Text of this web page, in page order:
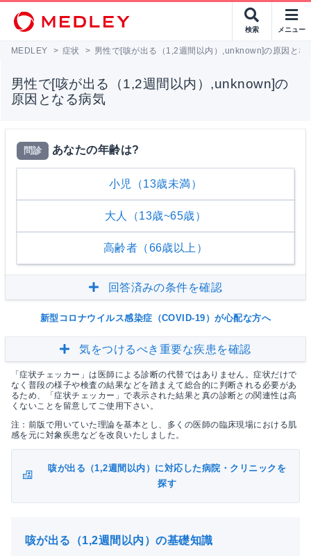
検索 メニュー
MEDLEY > 症状 > 男性で[咳が出る（1,2週間以内）,unknown]の原因とな
男性で[咳が出る（1,2週間以内）,unknown]の
原因となる病気
問診 あなたの年齢は?
小児（13歳未満）
大人（13歳~65歳）
高齢者（66歳以上）
回答済みの条件を確認
新型コロナウイルス感染症（COVID-19）が心配な方へ
気をつけるべき重要な疾患を確認
「症状チェッカー」は医師による診断の代替ではありません。症状だけで
なく普段の様子や検査の結果などを踏まえて総合的に判断される必要があ
るため、「症状チェッカー」で表示された結果と真の診断との関連性は高
くないことを留意してご使用下さい。
注：前版で用いていた理論を基本とし、多くの医師の臨床現場における肌
感を元に対象疾患などを改良いたしました。
咳が出る（1,2週間以内）に対応した病院・クリニックを
探す
咳が出る（1,2週間以内）の基礎知識